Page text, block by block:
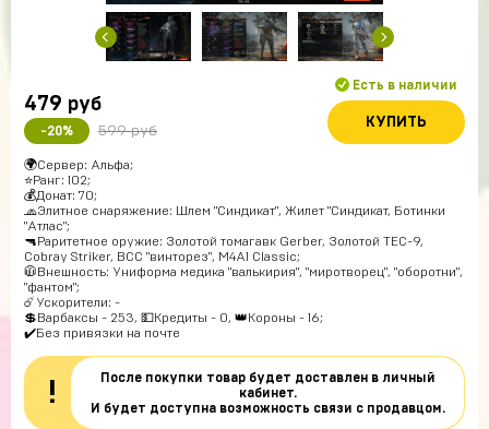
479 руб
-20% 599 руб
Есть в наличии
КУПИТЬ
🌍Сервер: Альфа;
⭐️Ранг: 102;
💰Донат: 70;
🧢Элитное снаряжение: Шлем "Синдикат", Жилет "Синдикат, Ботинки
"Атлас";
🔫Раритетное оружие: Золотой томагавк Gerber, Золотой TEC-9,
Cobray Striker, ВСС "винторез", M4A1 Classic;
🧥Внешность: Униформа медика "валькирия", "миротворец", "оборотни",
"фантом";
☄️Ускорители: -
💲Варбаксы - 253, 💵Кредиты - 0, 👑Короны - 16;
✔️Без привязки на почте
!
После покупки товар будет доставлен в личный
кабинет.
И будет доступна возможность связи с продавцом.